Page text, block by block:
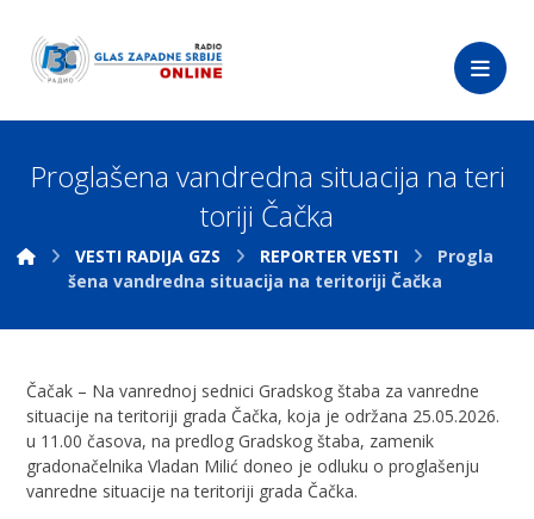
Proglašena vandredna situacija na teri
toriji Čačka
VESTI RADIJA GZS REPORTER VESTI
Progla
šena vandredna situacija na teritoriji Čačka
Čačak – Na vanrednoj sednici Gradskog štaba za vanredne
situacije na teritoriji grada Čačka, koja je održana 25.05.2026.
u 11.00 časova, na predlog Gradskog štaba, zamenik
gradonačelnika Vladan Milić doneo je odluku o proglašenju
vanredne situacije na teritoriji grada Čačka.